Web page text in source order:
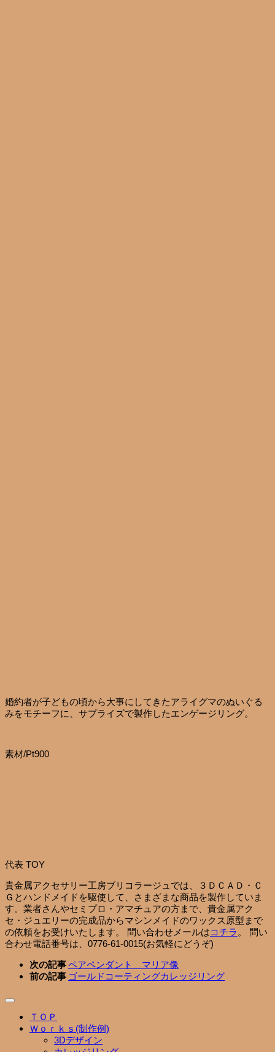
婚約者が子どもの頃から大事にしてきたアライグマのぬいぐる
みをモチーフに、サプライズで製作したエンゲージリング。
素材/Pt900
代表 TOY
貴金属アクセサリー工房ブリコラージュでは、３ＤＣＡＤ・Ｃ
Ｇとハンドメイドを駆使して、さまざまな商品を製作していま
す。業者さんやセミプロ・アマチュアの方まで、貴金属アク
セ・ジュエリーの完成品からマシンメイドのワックス原型まで
の依頼をお受けいたします。 問い合わせメールはコチラ 。 問い
合わせ電話番号は、0776-61-0015(お気軽にどうぞ)
次の記事ペアペンダント マリア像
前の記事 ゴールドコーティングカレッジリング
ＴＯＰ
Ｗｏｒｋｓ(制作例)
3Dデザイン